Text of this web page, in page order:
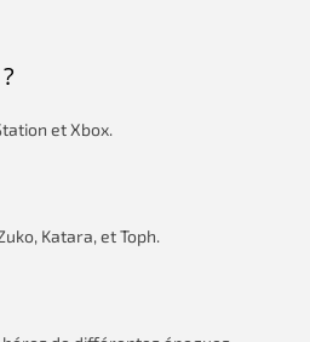
et Xbox.
Katara, et Toph.